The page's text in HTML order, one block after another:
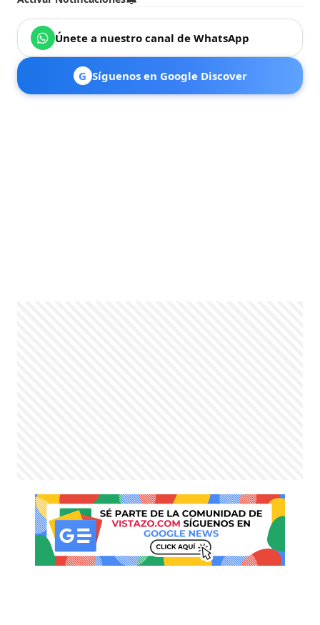
Únete a nuestro canal de WhatsApp
G Síguenos en Google Discover